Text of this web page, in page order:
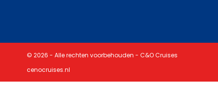
© 2026 - Alle rechten voorbehouden - C&O Cruises
cenocruises.nl